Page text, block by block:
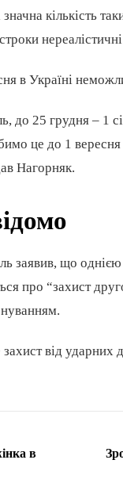
кількість
в Україні
до 25 грудня – 1
це до 1
Нагорняк.
що однією
про “захист
від ударних
в